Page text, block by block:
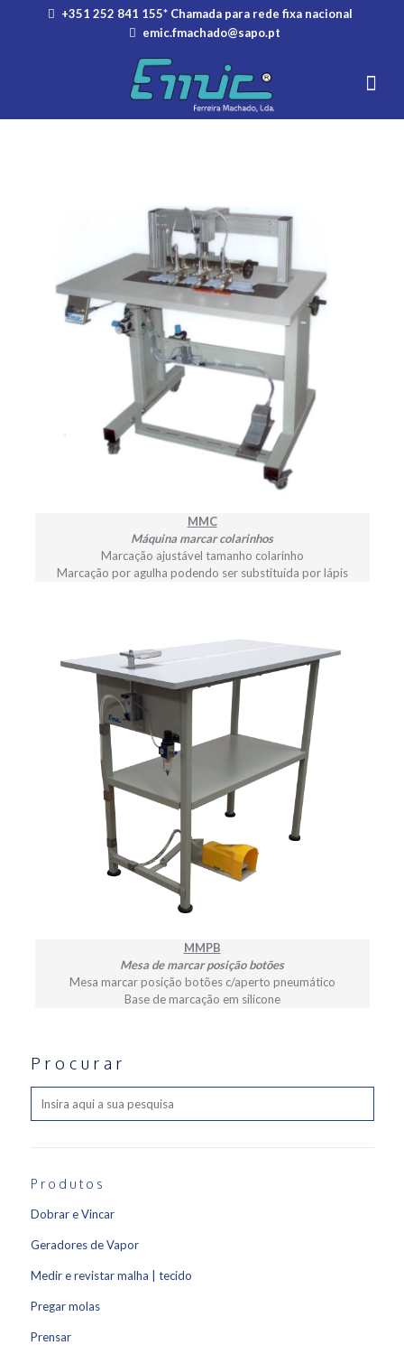
+351 252 841 155* Chamada para rede fixa nacional
emic.fmachado@sapo.pt
MMC
Máquina marcar colarinhos
Marcação ajustável tamanho colarinho
Marcação por agulha podendo ser substituída por lápis
MMPB
Mesa de marcar posição botões
Mesa marcar posição botões c/aperto pneumático
Base de marcação em silicone
Procurar
Produtos
Dobrar e Vincar
Geradores de Vapor
Medir e revistar malha | tecido
Pregar molas
Prensar